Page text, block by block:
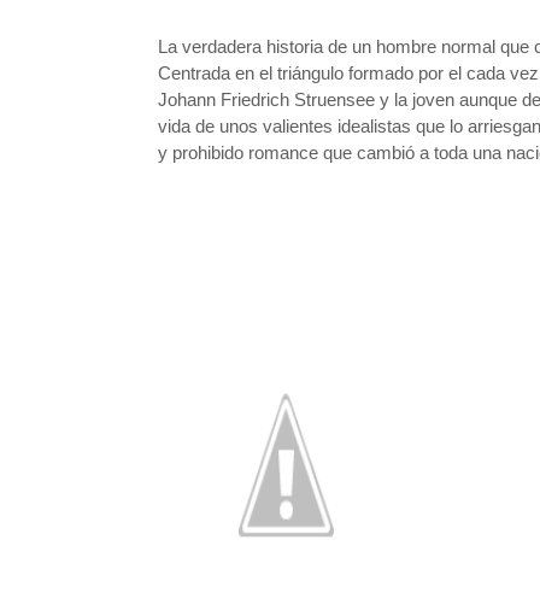
La verdadera historia de un hombre normal
Centrada en el triángulo formado por el cada
Johann Friedrich Struensee y la joven aunque
vida de unos valientes idealistas que lo
y prohibido romance que cambió a toda una